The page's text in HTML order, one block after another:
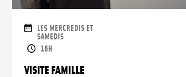
VISITE FAMILLE
DATES
LES MERCREDIS ET
SAMEDIS
HORAIRES
16H